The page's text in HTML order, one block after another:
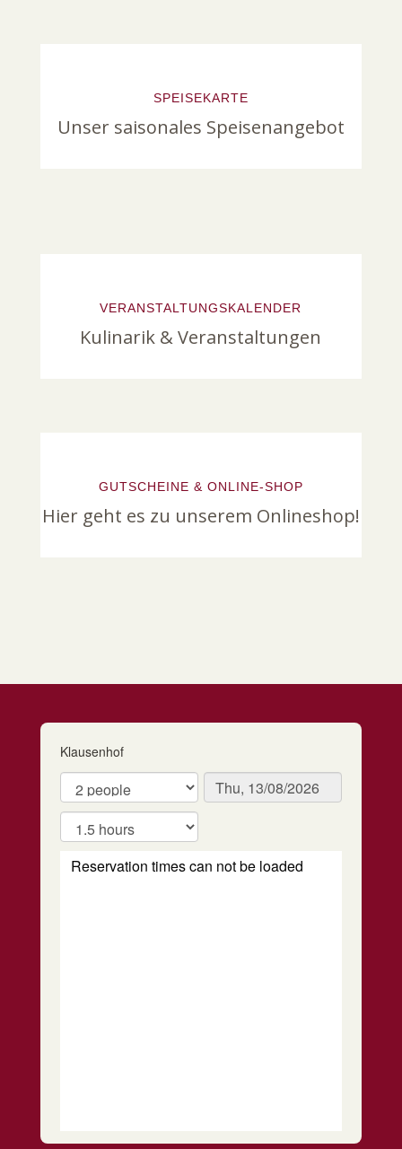
SPEISEKARTE
Unser saisonales Speisenangebot
VERANSTALTUNGSKALENDER
Kulinarik & Veranstaltungen
GUTSCHEINE & ONLINE-SHOP
Hier geht es zu unserem Onlineshop!